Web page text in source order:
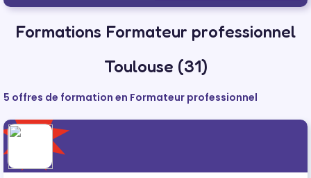
Formations Formateur professionnel
Toulouse (31)
5 offres de formation en Formateur professionnel